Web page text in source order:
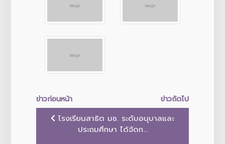
ข่าวก่อนหน้า
ข่าวถัดไป
โรงเรียนสาธิต มช. ระดับอนุบาลและ
ประถมศึกษา ได้จัดก...